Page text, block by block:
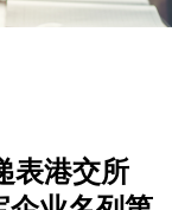
表港交所